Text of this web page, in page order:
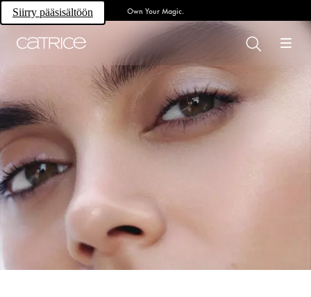
Siirry pääsisältöön Own Your Magic.